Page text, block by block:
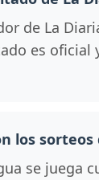
de La
es
los
se juega